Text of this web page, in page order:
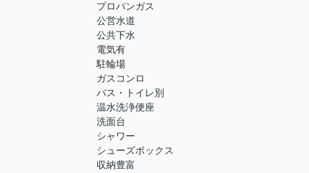
プロパンガス
公営水道
公共下水
電気有
駐輪場
ガスコンロ
バス・トイレ別
温水洗浄便座
洗面台
シャワー
シューズボックス
収納豊富